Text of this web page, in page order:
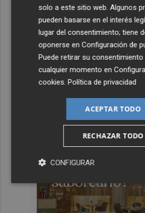
solo a este sitio web. Algunos
pueden basarse en el interés
lugar del consentimiento; tiene
oponerse enConfiguración de
Puede retirar su consentimiento
cualquier momento en
cookies.Política de privacidad
ACEPTAR TODO
RECHAZAR TODO
CONFIGURAR